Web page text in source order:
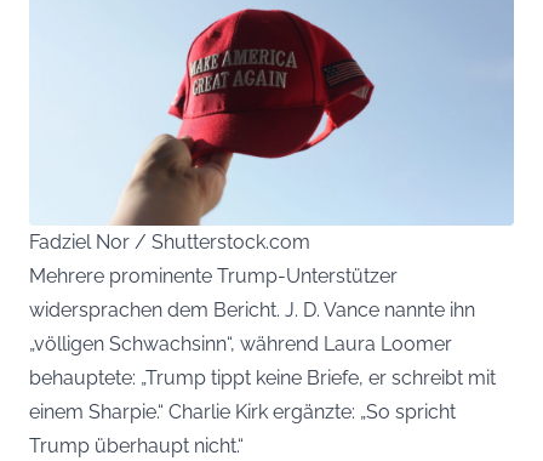
Fadziel Nor / Shutterstock.com
Mehrere prominente Trump-Unterstützer
widersprachen dem Bericht. J. D. Vance nannte ihn
„völligen Schwachsinn“, während Laura Loomer
behauptete: „Trump tippt keine Briefe, er schreibt mit
einem Sharpie.“ Charlie Kirk ergänzte: „So spricht
Trump überhaupt nicht.“